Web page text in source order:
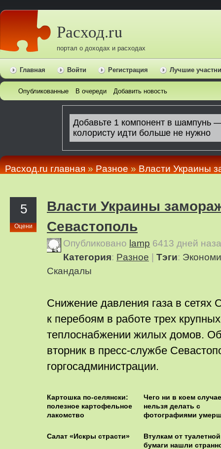
Расход.ru
портал о доходах и расходах
Главная Войти Регистрация Лучшие
Опубликованные В очереди Добавить новость
Расход.ru главная»Pазное»Власти Украины
5
Оцени
Власти Украины
Севастополь
Опубликовано lamp 6413 дней
Категория: Pазное Тэги:
Скандалы
Снижение давления газа в сетях
к перебоям в работе трех
теплоснабжении жилых домов.
вторник в пресс-службе
горгосадминистрации.
Картошка по-селянски:
полезное картофельное
лакомство
Чего ни в коем случае
нельзя делать с
фотографиями
Салат «Искры страсти»
Втулкам от туалетной
бумаги нашли